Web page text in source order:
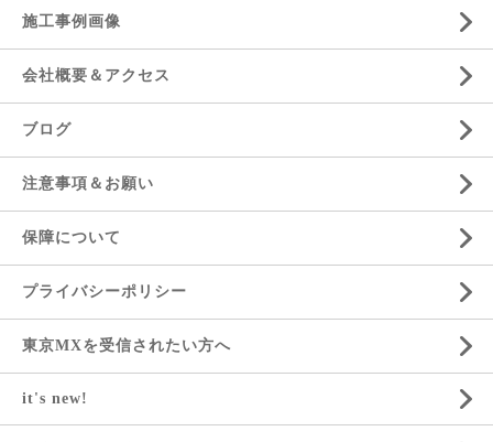
施工事例画像
会社概要＆アクセス
ブログ
注意事項＆お願い
保障について
プライバシーポリシー
東京MXを受信されたい方へ
it's new!